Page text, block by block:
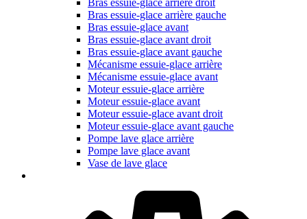
Bras essuie-glace arrière droit
Bras essuie-glace arrière gauche
Bras essuie-glace avant
Bras essuie-glace avant droit
Bras essuie-glace avant gauche
Mécanisme essuie-glace arrière
Mécanisme essuie-glace avant
Moteur essuie-glace arrière
Moteur essuie-glace avant
Moteur essuie-glace avant droit
Moteur essuie-glace avant gauche
Pompe lave glace arrière
Pompe lave glace avant
Vase de lave glace